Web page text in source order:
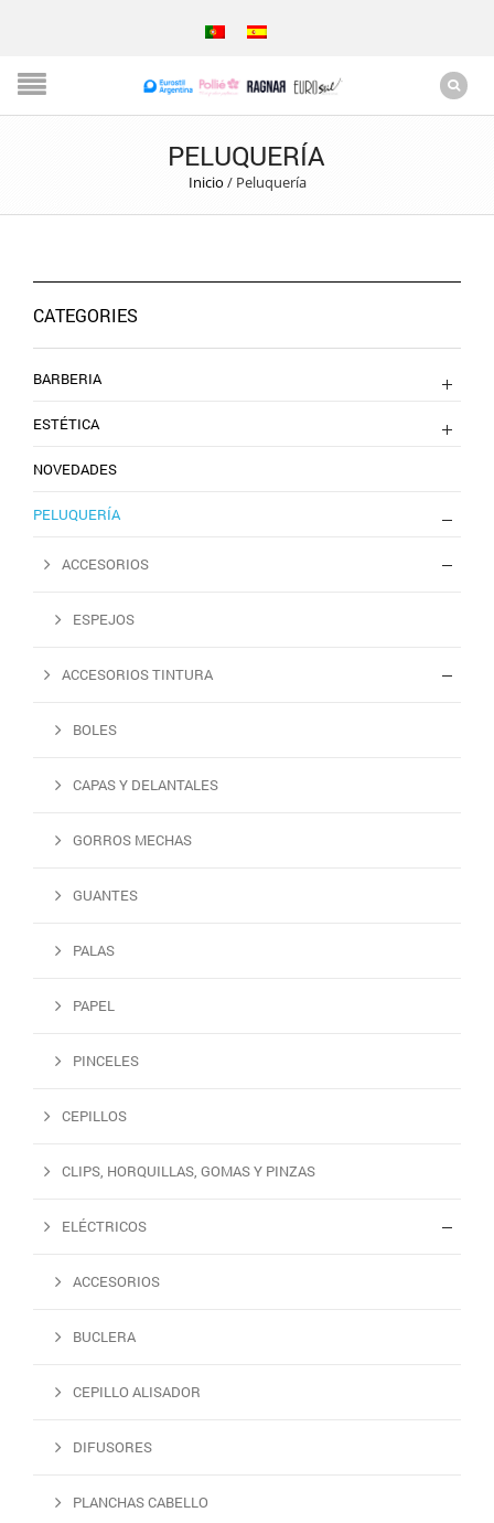
PELUQUERÍA
Inicio/ Peluquería
CATEGORIES
BARBERIA
ESTÉTICA
NOVEDADES
PELUQUERÍA
ACCESORIOS
ESPEJOS
ACCESORIOS TINTURA
BOLES
CAPAS Y DELANTALES
GORROS MECHAS
GUANTES
PALAS
PAPEL
PINCELES
CEPILLOS
CLIPS, HORQUILLAS, GOMAS Y PINZAS
ELÉCTRICOS
ACCESORIOS
BUCLERA
CEPILLO ALISADOR
DIFUSORES
PLANCHAS CABELLO